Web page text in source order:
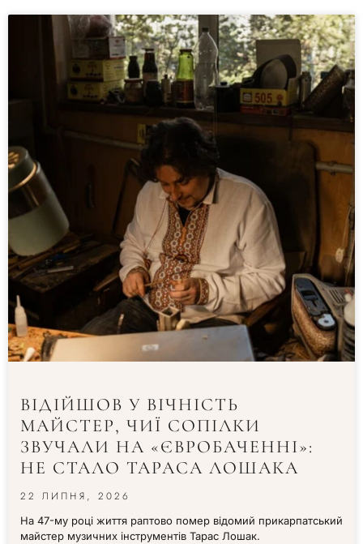
ВІДІЙШОВ У ВІЧНІСТЬ
МАЙСТЕР, ЧИЇ СОПІЛКИ
ЗВУЧАЛИ НА «ЄВРОБАЧЕННІ»:
НЕ СТАЛО ТАРАСА ЛОШАКА
22 ЛИПНЯ, 2026
На 47-му році життя раптово помер відомий прикарпатський
майстер музичних інструментів Тарас Лошак.